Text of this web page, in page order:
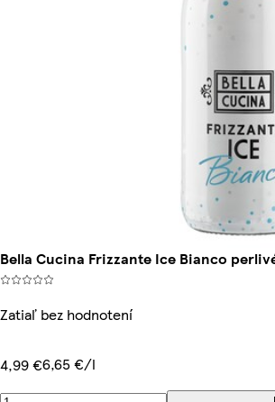
Bella Cucina Frizzante Ice Bianco
Zatiaľ bez hodnotení
4,99 €6,65 €/l